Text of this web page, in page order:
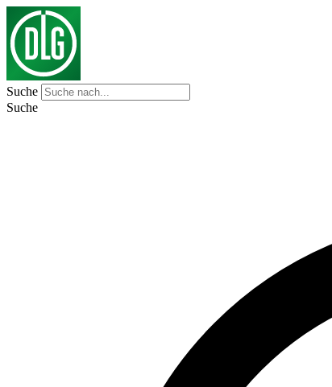
Suche
Suche